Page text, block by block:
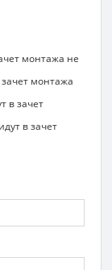
монтажа не
монтажа
в зачет
в зачет